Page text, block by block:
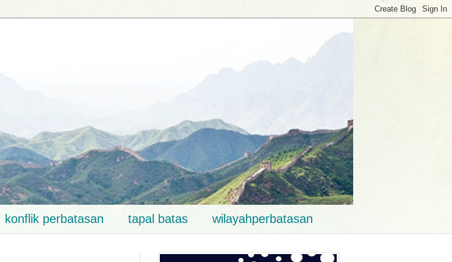
konflik perbatasan tapal batas wilayahperbatasan